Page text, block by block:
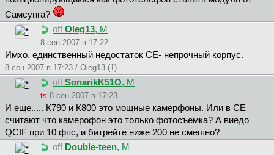
Самсунга?
off Oleg13, М
8 сен 2007 в 17:22
Имхо, единственный недостаток СЕ- непрочный корпус.
8 сен 2007 в 17:23 / Oleg13 (1)
off SonarikK51O, М
ts 8 сен 2007 в 17:23
И еще..... К790 и К800 это мощные камерфоны. Или в СЕ
считают что камерофон это только фотосъемка? А виедо
QCIF при 10 фпс, и битрейте ниже 200 не смешно?
off Double-teen, М